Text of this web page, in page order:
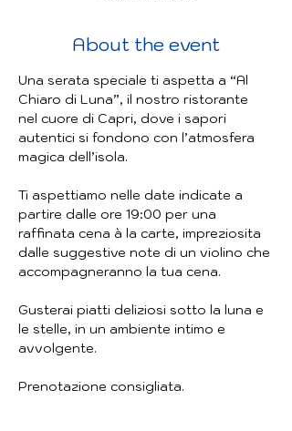
About the event
Una serata speciale ti aspetta a “Al
Chiaro di Luna”, il nostro ristorante
nel cuore di Capri, dove i sapori
autentici si fondono con l’atmosfera
magica dell’isola.
Ti aspettiamo nelle date indicate a
partire dalle ore 19:00 per una
raffinata cena à la carte, impreziosita
dalle suggestive note di un violino che
accompagneranno la tua cena.
Gusterai piatti deliziosi sotto la luna e
le stelle, in un ambiente intimo e
avvolgente.
Prenotazione consigliata.